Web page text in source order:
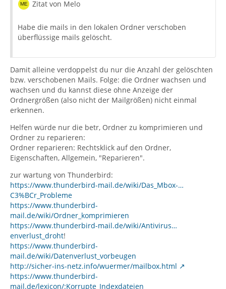
Zitat von Melo
Habe die mails in den lokalen Ordner verschoben
überflüssige mails gelöscht.
Damit alleine verdoppelst du nur die Anzahl der gelöschten
bzw. verschobenen Mails. Folge: die Ordner wachsen und
wachsen und du kannst diese ohne Anzeige der
Ordnergrößen (also nicht der Mailgrößen) nicht einmal
erkennen.
Helfen würde nur die betr, Ordner zu komprimieren und
Ordner zu reparieren:
Ordner reparieren: Rechtsklick auf den Ordner,
Eigenschaften, Allgemein, "Reparieren".
zur wartung von Thunderbird:
https://www.thunderbird-mail.de/wiki/Das_Mbox-…
C3%BCr_Probleme
https://www.thunderbird-
mail.de/wiki/Ordner_komprimieren
https://www.thunderbird-mail.de/wiki/Antivirus…
enverlust_droht!
https://www.thunderbird-
mail.de/wiki/Datenverlust_vorbeugen
http://sicher-ins-netz.info/wuermer/mailbox.html
https://www.thunderbird-
mail.de/lexicon/:Korrupte_Indexdateien